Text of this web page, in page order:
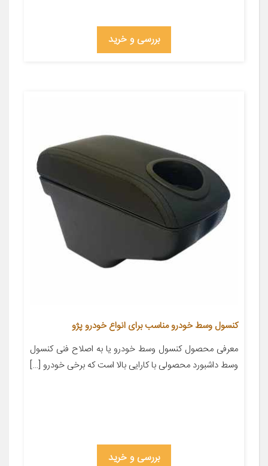
بررسی و خرید
کنسول وسط خودرو مناسب برای انواع خودرو پژو
معرفی محصول کنسول وسط خودرو یا به اصلاح فنی کنسول
وسط داشبورد محصولی با کارایی بالا است که برخی خودرو […]
بررسی و خرید